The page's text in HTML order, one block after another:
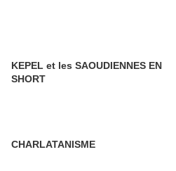
KEPEL et les SAOUDIENNES EN
SHORT
CHARLATANISME